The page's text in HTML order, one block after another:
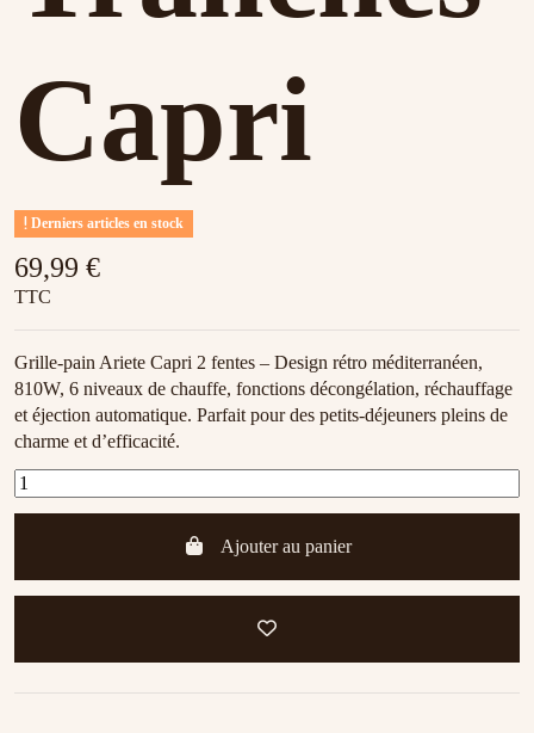
Capri
Derniers articles en stock
69,99 €
TTC
Grille-pain Ariete Capri 2 fentes – Design rétro méditerranéen,
810W, 6 niveaux de chauffe, fonctions décongélation, réchauffage
et éjection automatique. Parfait pour des petits-déjeuners pleins de
charme et d’efficacité.
Ajouter au panier